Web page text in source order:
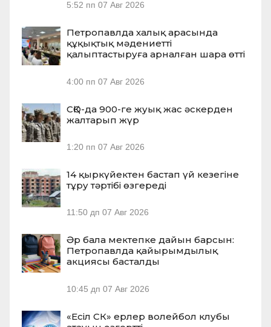
5:52 пп 07 Авг 2026
Петропавлда халық арасында
құқықтық мәдениетті
қалыптастыруға арналған шара өтті
4:00 пп 07 Авг 2026
СҚО-да 900-ге жуық жас әскерден
жалтарып жүр
1:20 пп 07 Авг 2026
14 қыркүйектен бастап үй кезегіне
тұру тәртібі өзгереді
11:50 дп 07 Авг 2026
Әр бала мектепке дайын барсын:
Петропавлда қайырымдылық
акциясы басталды
10:45 дп 07 Авг 2026
«Есіл СК» ерлер волейбол клубы